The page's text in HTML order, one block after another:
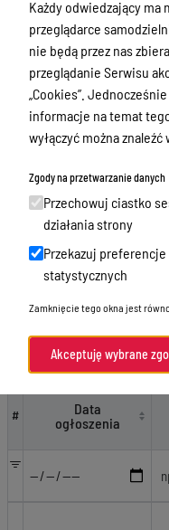
Audyty i kontrole
Organizacje pozarządowe
Informacje Wydziałów
Kontrola zarządcza i audyt
Konsultacje społeczne
Informacje o środowisku
Rejestr wniosków o
informacji publicznej
Spis działek objętych UPUL
Cyberbezpieczeństwo
Ochrona Danych
Ogłoszenia o naborze
#
Data
ogłoszenia
Każdy odwiedzający ma
przeglądarce
nie będą przez nas
przeglądanie Serwisu
„Cookies”.
informacje na temat
wyłączyć można znaleźć
Zgody na przetwarzanie danych
Przechowuj ciastko
działania strony
Przekazuj
statystycznych
Zamknięcie tego okna jest
Akceptuję wybrane